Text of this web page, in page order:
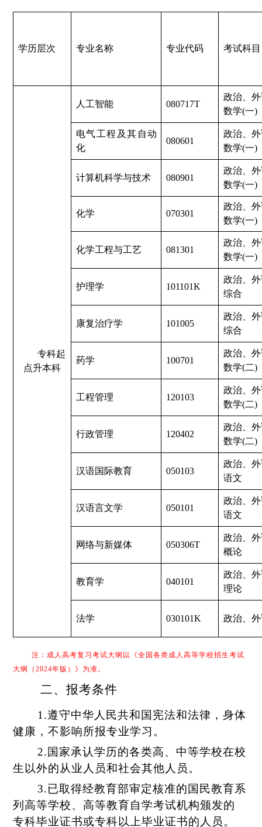
学历层次 专业名称 专业代码 考试科目
专科起
点升本科
人工智能 080717T
政治、
数学(一)
电气工程及其自动
化
080601
政治、
数学(一)
计算机科学与技术 080901
政治、
数学(一)
化学 070301
政治、
数学(一)
化学工程与工艺 081301
政治、
数学(一)
护理学 101101K
政治、
综合
康复治疗学 101005
政治、
综合
药学 100701
政治、
数学(二)
工程管理 120103
政治、
数学(二)
行政管理 120402
政治、
数学(二)
汉语国际教育 050103
政治、
语文
汉语言文学 050101
政治、
语文
网络与新媒体 050306T
政治、
概论
教育学 040101
政治、
理论
法学 030101K 政治、
注：成人高考复习考试大纲以《全国各类成人高等学校招生考试
大纲（2024年版）》为准。
二、报考条件
1.遵守中华人民共和国宪法和法律，身体
健康 ，不影响所报专业学习 。
2.国家承认学历的各类高、中等学校在校
生以外的从业人员和社会其他人员。
3.已取得经教育部审定核准的国民教育系
列高等学校、高等教育自学考试机构颁发的
专科毕业证书或专科以上毕业证书的人员 。